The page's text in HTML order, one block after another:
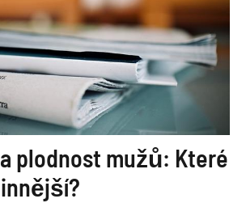
plodnost mužů: Které